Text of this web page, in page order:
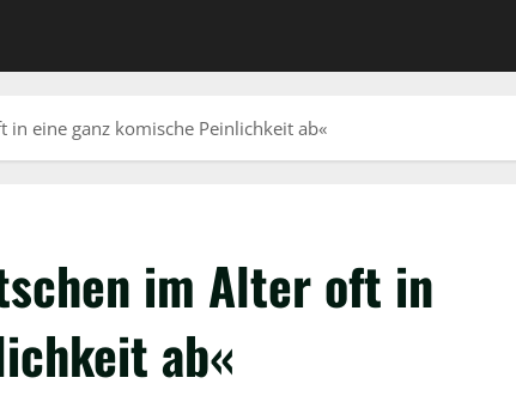
eine ganz komische Peinlichkeit ab«
im Alter oft in
ab«